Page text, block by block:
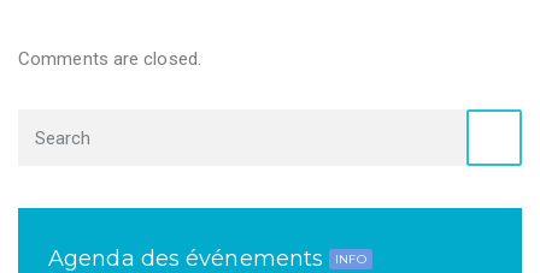
Comments are closed.
Agenda des événements INFO